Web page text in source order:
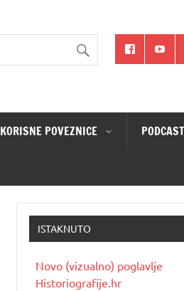
KORISNE POVEZNICE
ISTAKNUTO
Novo (vizualno) poglavlje
Historiografije.hr